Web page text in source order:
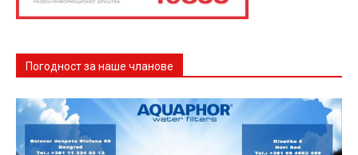
Погодност за наше чланове